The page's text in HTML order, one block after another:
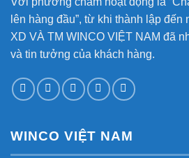
lên hàng đầu”, từ khi thành lập đến
XD VÀ TM WINCO VIỆT NAM đã
và tin tưởng của khách hàng.
WINCO VIỆT NAM